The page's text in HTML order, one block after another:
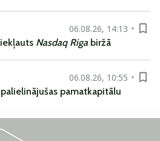
06.08.26, 14:13
iekļauts Nasdaq Riga biržā
06.08.26, 10:55
palielinājušas pamatkapitālu